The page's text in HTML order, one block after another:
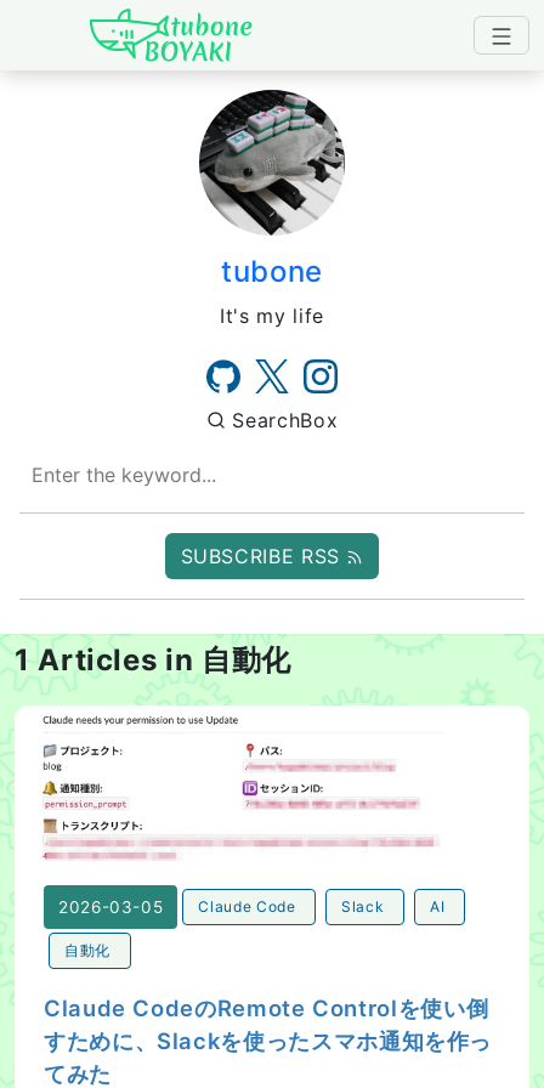
Japanese IT Developer's
tubone
It's my life
SearchBox
SUBSCRIBE RSS
1 Articles in 自動化
Claude CodeのRemote Controlを使い倒すために、
2026-03-05 Claude Code Slack AI
自動化
Claude CodeのRemote Controlを使い倒
すために、Slackを使ったスマホ通知を作っ
てみた